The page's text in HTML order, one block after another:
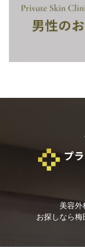
美容外
お探しなら梅